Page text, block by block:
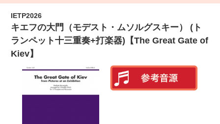
IETP2026
キエフの大門（モデスト・ムソルグスキー） (ト
ランペット十三重奏+打楽器)【The Great Gate of
Kiev】